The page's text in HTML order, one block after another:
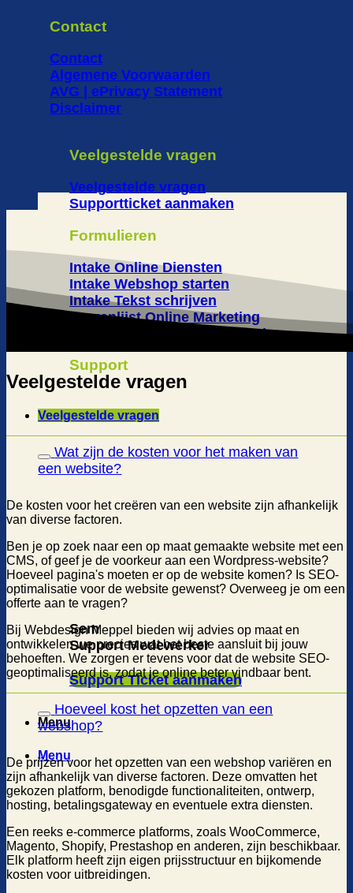
Contact
Contact
Algemene Voorwaarden
AVG | ePrivacy Statement
Disclaimer
Veelgestelde vragen
Veelgestelde vragen
Supportticket aanmaken
Formulieren
Intake Online Diensten
Intake Webshop starten
Intake Tekst schrijven
Vragenlijst Online Marketing
Klanttevredenheid Onderzoek
Support
Sem
Support Medewerker
Support Ticket aanmaken
Menu
Menu
Veelgestelde vragen
Veelgestelde vragen
Wat zijn de kosten voor het maken van
een website?
De kosten voor het creëren van een website zijn afhankelijk
van diverse factoren.
Ben je op zoek naar een op maat gemaakte website met een
CMS, of geef je de voorkeur aan een Wordpress-website?
Hoeveel pagina's moeten er op de website komen? Is SEO-
optimalisatie voor de website gewenst? Overweeg je om een
offerte aan te vragen?
Bij Webdesign Meppel bieden wij advies op maat en
ontwikkelen we precies wat het beste aansluit bij jouw
behoeften. We zorgen er tevens voor dat de website SEO-
geoptimaliseerd is, zodat je online beter vindbaar bent.
Hoeveel kost het opzetten van een
webshop?
De prijzen voor het opzetten van een webshop variëren en
zijn afhankelijk van diverse factoren. Deze omvatten het
gekozen platform, benodigde functionaliteiten, ontwerp,
hosting, betalingsgateway en eventuele extra diensten.
Een reeks e-commerce platforms, zoals WooCommerce,
Magento, Shopify, Prestashop en anderen, zijn beschikbaar.
Elk platform heeft zijn eigen prijsstructuur en bijkomende
kosten voor uitbreidingen.